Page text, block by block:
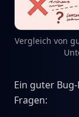
Vergleich von
Ein guter
Fragen: